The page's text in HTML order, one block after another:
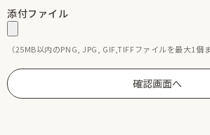
添付ファイル
（25MB以内のPNG, JPG, GIF,TIFFファイルを最大1個